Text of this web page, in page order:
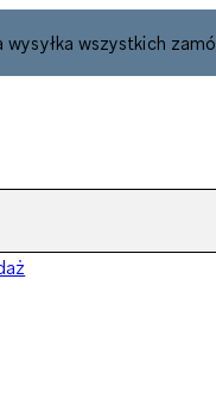
wysyłka wszystkich